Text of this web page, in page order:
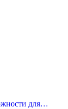
для…